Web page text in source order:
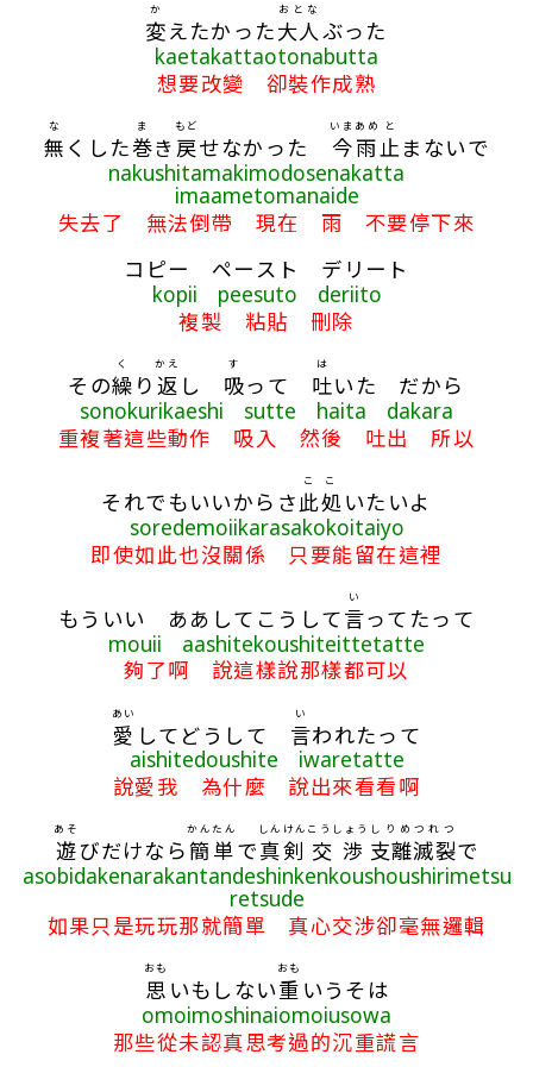
変
か
えたかった大人
おとな
ぶった
kaetakattaotonabutta
想要改變 卻裝作成熟
無
な
くした巻
ま
き 戻
もど
せなかった 今
いま
雨
あめ
止
と
まないで
nakushitamakimodosenakatta
imaametomanaide
失去了 無法倒帶 現在 雨 不要停下來
コピー ペースト デリート
kopii peesuto deriito
複製 粘貼 刪除
その繰
く
り 返
かえ
し 吸
す
って 吐
は
いた だから
sonokurikaeshi sutte haita dakara
重複著這些動作 吸入 然後 吐出 所以
それでもいいからさ 此処
ここ
いたいよ
soredemoiikarasakokoitaiyo
即使如此也沒關係 只要能留在這裡
もういい ああしてこうして言
い
ってたって
mouii aashitekoushiteittetatte
夠了啊 說這樣說那樣都可以
愛
あい
してどうして 言
い
われたって
aishitedoushite iwaretatte
說愛我 為什麼 說出來看看啊
遊
あそ
びだけなら簡単
かんたん
で真剣
しんけん
交渉
こうしょう
支離滅裂
しりめつれつ
で
asobidakenarakantandeshinkenkoushoushirimetsu
retsude
如果只是玩玩那就簡單 真心交涉卻毫無邏輯
思
おも
いもしない重
おも
いうそは
omoimoshinaiomoiusowa
那些從未認真思考過的沉重謊言